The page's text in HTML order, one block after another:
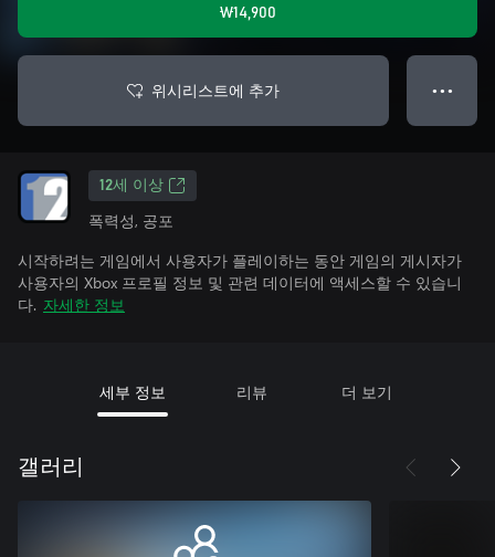
₩14,900
위시리스트에 추가 ● ● ●
12세 이상
폭력성, 공포
시작하려는 게임에서 사용자가 플레이하는 동안 게임의 게시자가
사용자의 Xbox 프로필 정보 및 관련 데이터에 액세스할 수 있습니
다. 자세한 정보
세부 정보 리뷰 더 보기
갤러리